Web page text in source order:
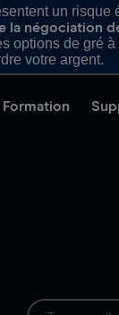
un
négociation
de gré
votre argent.
Formation